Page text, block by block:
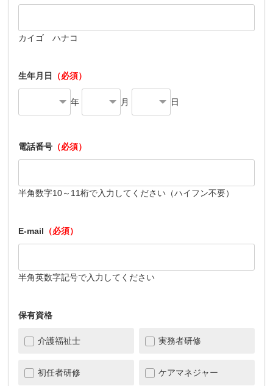
カイゴ ハナコ
生年月日 （必須）
年 月 日
電話番号 （必須）
半角数字10～11桁で入力してください（ハイフン不要）
E-mail （必須）
半角英数字記号で入力してください
保有資格
介護福祉士 実務者研修
初任者研修 ケアマネジャー